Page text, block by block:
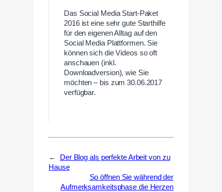
Das Social Media Start-Paket
2016 ist eine sehr gute Starthilfe
für den eigenen Alltag auf den
Social Media Plattformen. Sie
können sich die Videos so oft
anschauen (inkl.
Downloadversion), wie Sie
möchten – bis zum 30.06.2017
verfügbar.
←
Der Blog als perfekte Arbeit von zu
Hause
So öffnen Sie während der
Aufmerksamkeitsphase die Herzen